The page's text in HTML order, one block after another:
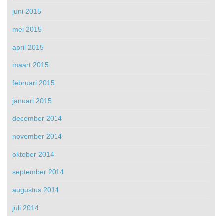
juni 2015
mei 2015
april 2015
maart 2015
februari 2015
januari 2015
december 2014
november 2014
oktober 2014
september 2014
augustus 2014
juli 2014